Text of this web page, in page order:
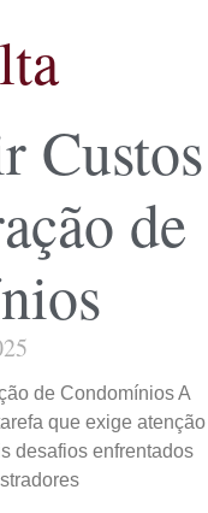
Custos
de
de Condomínios A
que exige atenção
desafios enfrentados